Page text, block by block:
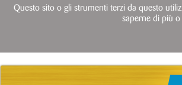
Questo sito o gli strumenti terzi da questo
saperne di più